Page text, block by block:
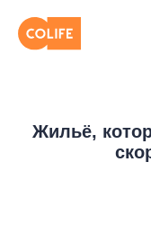
Жильё,